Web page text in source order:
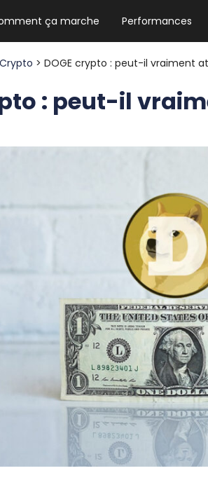
ça marche Performances
NEWSLETTER
Les news crypto
Le guide ultime
> DOGE crypto : peut-il vraiment
: peut-il